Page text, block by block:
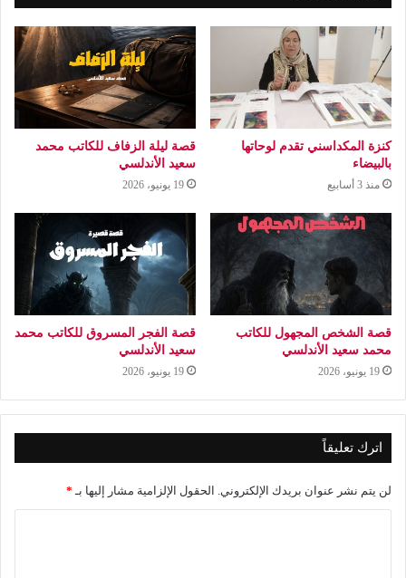
كنزة المكداسني تقدم لوحاتها
بالبيضاء
منذ 3 أسابيع
قصة ليلة الزفاف للكاتب محمد
سعيد الأندلسي
19 يونيو، 2026
قصة الشخص المجهول للكاتب
محمد سعيد الأندلسي
19 يونيو، 2026
قصة الفجر المسروق للكاتب محمد
سعيد الأندلسي
19 يونيو، 2026
اترك تعليقاً
لن يتم نشر عنوان بريدك الإلكتروني. الحقول الإلزامية مشار إليها بـ *